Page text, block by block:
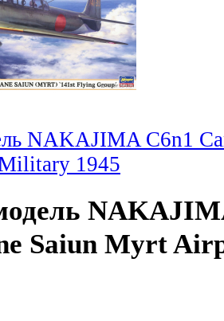
NAKAJIMA C6n1
1945
Saiun Myrt